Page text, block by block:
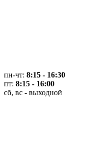
пн-чт: 8:15 - 16:30
пт: 8:15 - 16:00
сб, вс - выходной